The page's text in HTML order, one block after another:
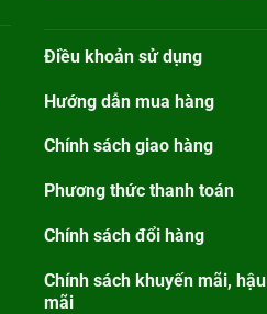
Điều khoản sử dụng
Hướng dẫn mua hàng
Chính sách giao hàng
Phương thức thanh toán
Chính sách đổi hàng
Chính sách khuyến mãi, hậu
mãi